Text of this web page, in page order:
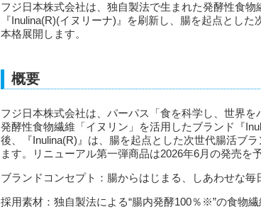
フジ日本株式会社は、独自製法で生まれた発酵性食
『Inulina(R)(イヌリーナ)』を刷新し、腸を起点とし
本格展開します。
概要
フジ日本株式会社は、パーパス「食を科学し、世界
発酵性食物繊維「イヌリン」を活用したブランド『
後、『Inulina(R)』は、腸を起点とした次世代腸活ブ
ます。リニューアル第一弾商品は2026年6月の発売を
ブランドコンセプト：腸からはじまる、しあわせな毎
採用素材：独自製法による“腸内発酵100％※”の食物